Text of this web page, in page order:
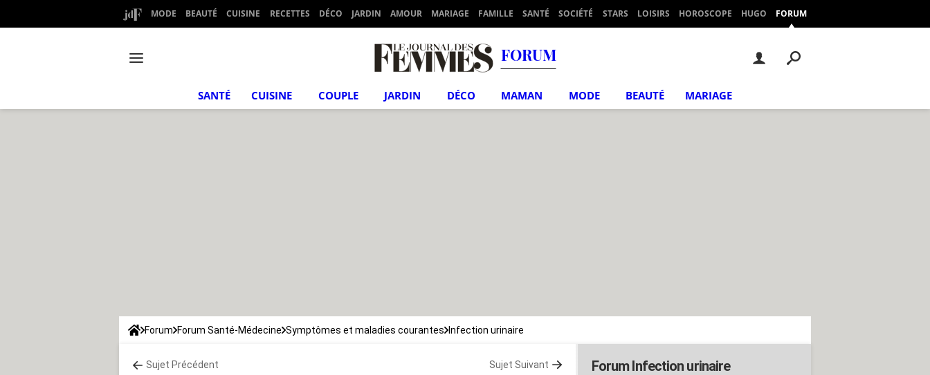
MODE BEAUTÉ CUISINE RECETTES DÉCO JARDIN AMOUR MARIAGE FAMILLE SANTÉ SOCIÉTÉ STARS LOISIRS HOROSCOPE HUGO FORUM
FORUM
SANTÉ CUISINE COUPLE JARDIN DÉCO MAMAN MODE BEAUTÉ MARIAGE
Forum Forum Santé-Médecine Symptômes et maladies courantes Infection urinaire
Sujet Précédent Sujet Suivant Forum Infection urinaire